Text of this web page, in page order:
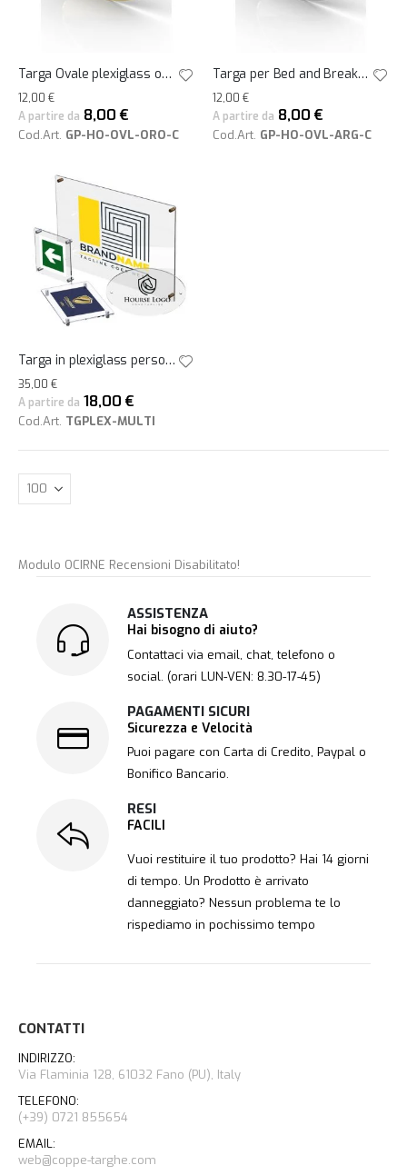
Targa Ovale plexiglass oro 50x27
12,00 €
A partire da 8,00 €
Cod.Art. GP-HO-OVL-ORO-C
Targa per Bed and Breakfast - Ovale argento 50x27
12,00 €
A partire da 8,00 €
Cod.Art. GP-HO-OVL-ARG-C
Targa in plexiglass personalizzata
35,00 €
A partire da 18,00 €
Cod.Art. TGPLEX-MULTI
Modulo OCIRNE Recensioni Disabilitato!
ASSISTENZA
Hai bisogno di aiuto?
Contattaci via email, chat, telefono o
social. (orari LUN-VEN: 8.30-17-45)
PAGAMENTI SICURI
Sicurezza e Velocità
Puoi pagare con Carta di Credito, Paypal o
Bonifico Bancario.
RESI
FACILI
Vuoi restituire il tuo prodotto? Hai 14 giorni
di tempo. Un Prodotto è arrivato
danneggiato? Nessun problema te lo
rispediamo in pochissimo tempo
CONTATTI
INDIRIZZO:
Via Flaminia 128, 61032 Fano (PU), Italy
TELEFONO:
(+39) 0721 855654
EMAIL:
web@coppe-targhe.com